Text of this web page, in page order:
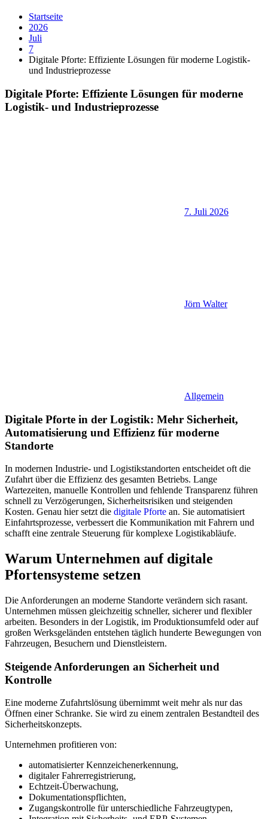
Startseite
2026
Juli
7
Digitale Pforte: Effiziente Lösungen für moderne Logistik-
und Industrieprozesse
Digitale Pforte: Effiziente Lösungen für moderne
Logistik- und Industrieprozesse
7. Juli 2026
Jörn Walter
Allgemein
Digitale Pforte in der Logistik: Mehr Sicherheit,
Automatisierung und Effizienz für moderne
Standorte
In modernen Industrie- und Logistikstandorten entscheidet oft die
Zufahrt über die Effizienz des gesamten Betriebs. Lange
Wartezeiten, manuelle Kontrollen und fehlende Transparenz führen
schnell zu Verzögerungen, Sicherheitsrisiken und steigenden
Kosten. Genau hier setzt die digitale Pforte an. Sie automatisiert
Einfahrtsprozesse, verbessert die Kommunikation mit Fahrern und
schafft eine zentrale Steuerung für komplexe Logistikabläufe.
Warum Unternehmen auf digitale
Pfortensysteme setzen
Die Anforderungen an moderne Standorte verändern sich rasant.
Unternehmen müssen gleichzeitig schneller, sicherer und flexibler
arbeiten. Besonders in der Logistik, im Produktionsumfeld oder auf
großen Werksgeländen entstehen täglich hunderte Bewegungen von
Fahrzeugen, Besuchern und Dienstleistern.
Steigende Anforderungen an Sicherheit und
Kontrolle
Eine moderne Zufahrtslösung übernimmt weit mehr als nur das
Öffnen einer Schranke. Sie wird zu einem zentralen Bestandteil des
Sicherheitskonzepts.
Unternehmen profitieren von:
automatisierter Kennzeichenerkennung,
digitaler Fahrerregistrierung,
Echtzeit-Überwachung,
Dokumentationspflichten,
Zugangskontrolle für unterschiedliche Fahrzeugtypen,